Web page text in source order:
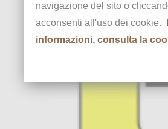
navigazione del sito o
acconsenti all'uso dei cookie.
informazioni, consulta la